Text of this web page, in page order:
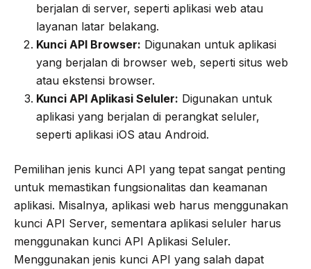
berjalan di server, seperti aplikasi web atau
layanan latar belakang.
Kunci API Browser: Digunakan untuk aplikasi
yang berjalan di browser web, seperti situs web
atau ekstensi browser.
Kunci API Aplikasi Seluler: Digunakan untuk
aplikasi yang berjalan di perangkat seluler,
seperti aplikasi iOS atau Android.
Pemilihan jenis kunci API yang tepat sangat penting
untuk memastikan fungsionalitas dan keamanan
aplikasi. Misalnya, aplikasi web harus menggunakan
kunci API Server, sementara aplikasi seluler harus
menggunakan kunci API Aplikasi Seluler.
Menggunakan jenis kunci API yang salah dapat